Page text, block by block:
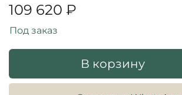
109 620 ₽
В корзину
Под заказ